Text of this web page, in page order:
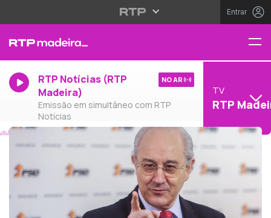
Entrar
RTP Notícias (RTP
Madeira)
Emissão em simultâneo com RTP
Notícias
NO AR
TV
RTP